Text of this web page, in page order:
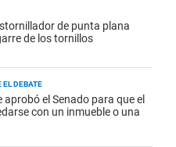
de punta plana
de los tornillos
EL DEBATE
el Senado para que el
con un inmueble o una